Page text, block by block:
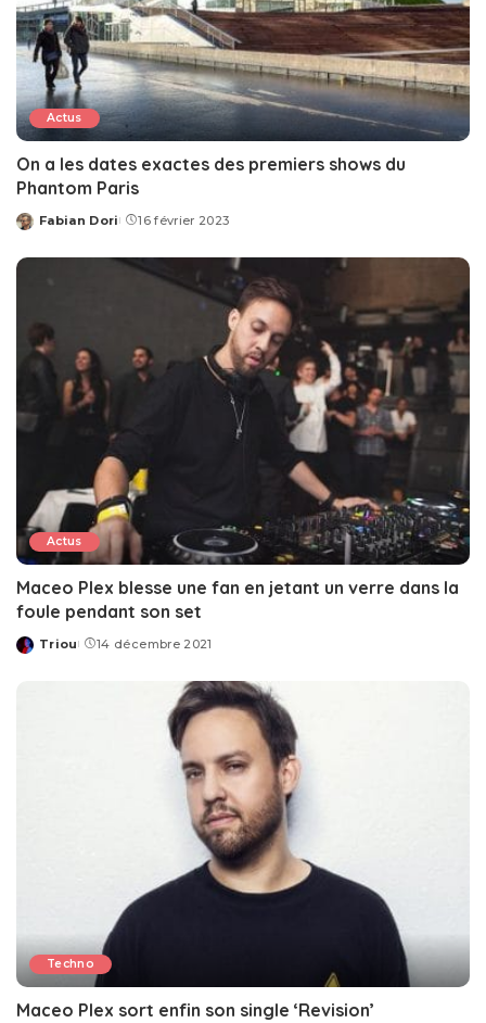
Actus
On a les dates exactes des premiers shows du
Phantom Paris
Posted
Fabian Dori 16 février 2023
Actus
Maceo Plex blesse une fan en jetant un verre dans la
foule pendant son set
Posted
Triou 14 décembre 2021
Techno
Maceo Plex sort enfin son single ‘Revision’